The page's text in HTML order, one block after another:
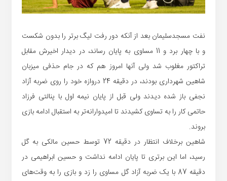
نفت مسجدسلیمان بعد از آنکه دور رفت لیگ برتر را بدون شکست
و با چهار برد و 11 مساوی به پایان رساند، در دیدار اخیرش مقابل
تراکتور مغلوب شد ولی آنها امروز هم که در جام حذفی میزبان
شاهین شهرداری بودند، در دقیقه 24 دروازه خود را روی ضربه آزاد
نجفی باز شده دیدند ولی قبل از پایان نیمه اول با پنالتی فرزاد
حاتمی کار را به تساوی کشیدند تا امیدوارانه‌تر به استقبال ادامه بازی
بروند.
شاهین برخلاف انتظار در دقیقه 72 توسط حسین مالکی به گل
رسید، اما این برتری تا پایان ادامه نداشت و حسین ابراهیمی در
دقیقه 87 با یک ضربه آزاد گل مساوی را زد و بازی را به وقت‌های